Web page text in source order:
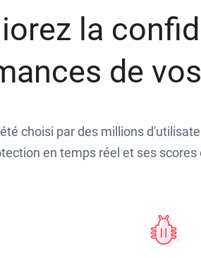
la
de
choisi par des millions
en temps réel et ses